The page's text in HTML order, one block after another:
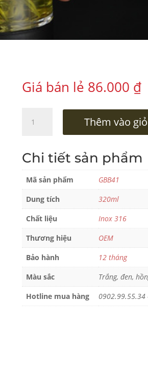
Giá bán lẻ 86.000 ₫
số
lượng
Thêm vào
Chi tiết sản phẩm
Mã sản phẩm
GBB41
Dung tích
320ml
Chất liệu
Inox 316
Thương hiệu
OEM
Bảo hành
12 tháng
Màu sắc
Trắng, đen,
Hotline mua hàng
0902.99.55.34